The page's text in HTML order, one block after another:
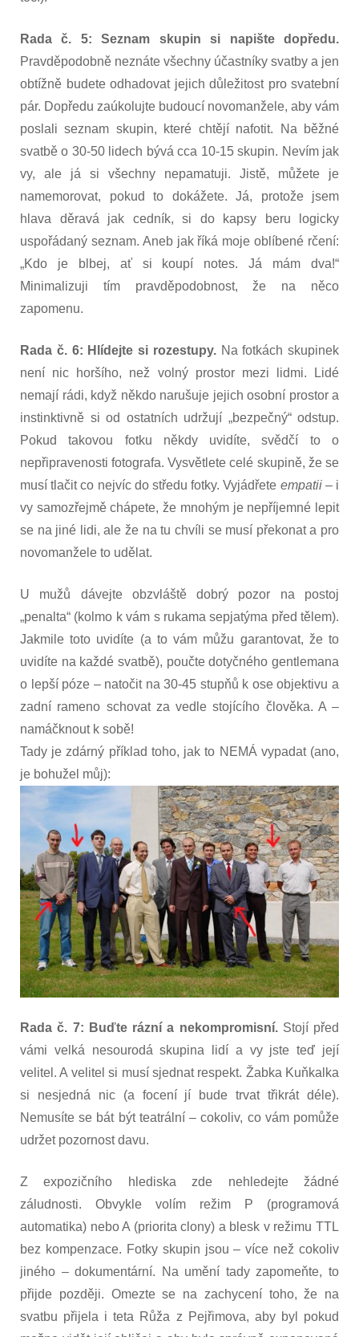
Rada č. 5: Seznam skupin si napište dopředu.
Pravděpodobně neznáte všechny účastníky svatby a jen
obtížně budete odhadovat jejich důležitost pro svatební
pár. Dopředu zaúkolujte budoucí novomanžele, aby vám
poslali seznam skupin, které chtějí nafotit. Na běžné
svatbě o 30-50 lidech bývá cca 10-15 skupin. Nevím jak
vy, ale já si všechny nepamatuji. Jistě, můžete je
namemorovat, pokud to dokážete. Já, protože jsem
hlava děravá jak cedník, si do kapsy beru logicky
uspořádaný seznam. Aneb jak říká moje oblíbené rčení:
„Kdo je blbej, ať si koupí notes. Já mám dva!“
Minimalizuji tím pravděpodobnost, že na něco
zapomenu.
Rada č. 6: Hlídejte si rozestupy.Na fotkách skupinek
není nic horšího, než volný prostor mezi lidmi. Lidé
nemají rádi, když někdo narušuje jejich osobní prostor a
instinktivně si od ostatních udržují „bezpečný“ odstup.
Pokud takovou fotku někdy uvidíte, svědčí to o
nepřipravenosti fotografa. Vysvětlete celé skupině, že se
musí tlačit co nejvíc do středu fotky. Vyjádřete empatii– i
vy samozřejmě chápete, že mnohým je nepříjemné lepit
se na jiné lidi, ale že na tu chvíli se musí překonat a pro
novomanžele to udělat.
U mužů dávejte obzvláště dobrý pozor na postoj
„penalta“ (kolmo k vám s rukama sepjatýma před tělem).
Jakmile toto uvidíte (a to vám můžu garantovat, že to
uvidíte na každé svatbě), poučte dotyčného gentlemana
o lepší póze – natočit na 30-45 stupňů k ose objektivu a
zadní rameno schovat za vedle stojícího člověka. A –
namáčknout k sobě!
Tady je zdárný příklad toho, jak to NEMÁ vypadat (ano,
je bohužel můj):
Rada č. 7: Buďte rázní a nekompromisní.Stojí před
vámi velká nesourodá skupina lidí a vy jste teď její
velitel. A velitel si musí sjednat respekt. Žabka Kuňkalka
si nesjedná nic (a focení jí bude trvat třikrát déle).
Nemusíte se bát být teatrální – cokoliv, co vám pomůže
udržet pozornost davu.
Z expozičního hlediska zde nehledejte žádné
záludnosti. Obvykle volím režim P (programová
automatika) nebo A (priorita clony) a blesk v režimu TTL
bez kompenzace. Fotky skupin jsou – více než cokoliv
jiného – dokumentární. Na umění tady zapomeňte, to
přijde později. Omezte se na zachycení toho, že na
svatbu přijela i teta Růža z Pejřimova, aby byl pokud